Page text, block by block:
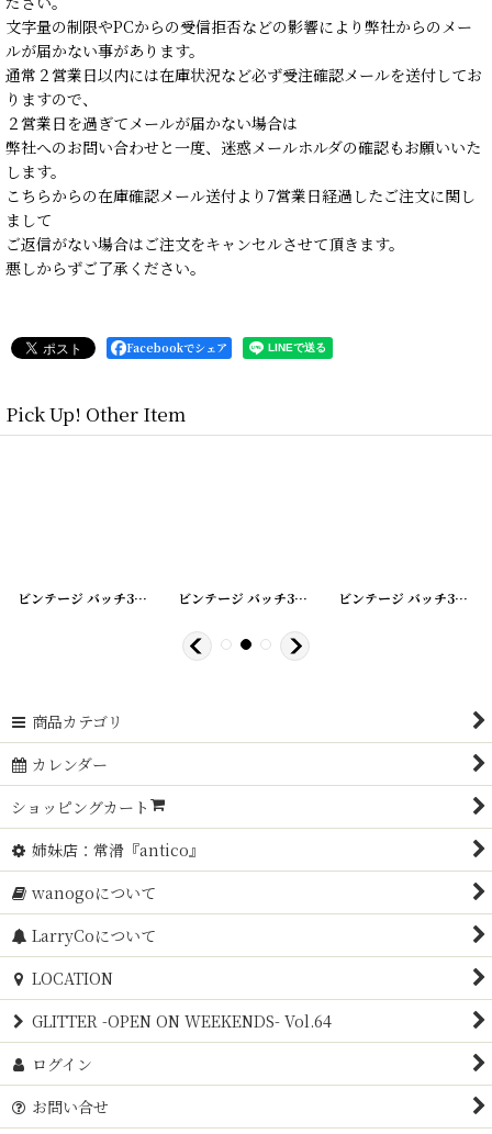
文字量の制限やPCからの受信拒否などの影響により弊社からのメー
ルが届かない事があります。
通常２営業日以内には在庫状況など必ず受注確認メールを送付してお
りますので、
２営業日を過ぎてメールが届かない場合は
弊社へのお問い合わせと一度、迷惑メールホルダの確認もお願いいた
します。
こちらからの在庫確認メール送付より7営業日経過したご注文に関し
まして
ご返信がない場合はご注文をキャンセルさせて頂きます。
悪しからずご了承ください。
Facebookでシェア
Pick Up! Other Item
[20200422-3] ビンテージ バッチ3個SET [20200422-5] ビンテージ バッチ3個SET [20200422-4] ビンテージ バッチ3個SET
商品カテゴリ
カレンダー
ショッピングカート
姉妹店：常滑『antico』
wanogoについて
LarryCoについて
LOCATION
GLITTER -OPEN ON WEEKENDS- Vol.64
ログイン
お問い合せ